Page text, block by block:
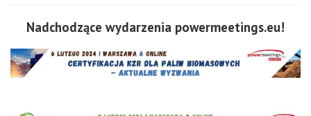
Nadchodzące wydarzenia powermeetings.eu!